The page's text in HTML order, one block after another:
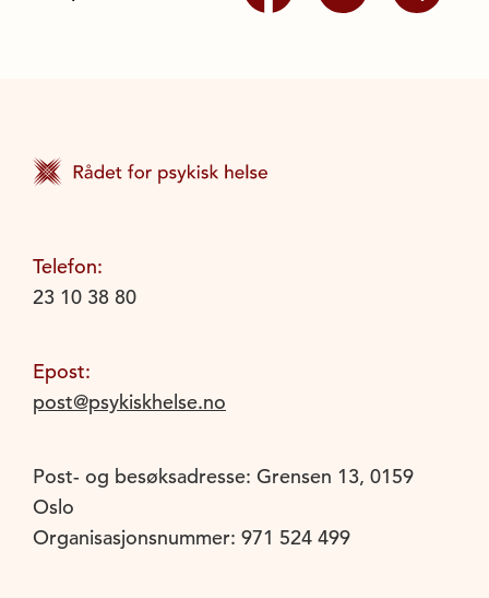
Telefon:
23 10 38 80
Epost:
post@psykiskhelse.no
Post- og besøksadresse: Grensen 13, 0159
Oslo
Organisasjonsnummer: 971 524 499